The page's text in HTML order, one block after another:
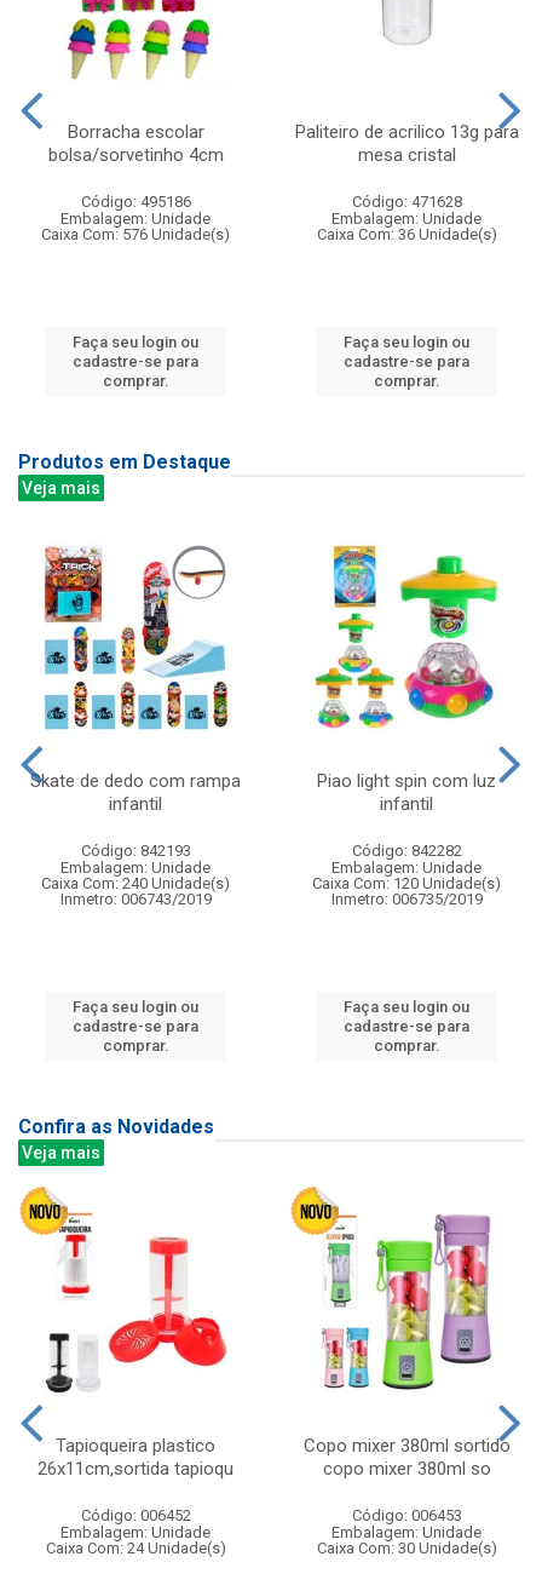
Borracha escolar
bolsa/sorvetinho 4cm
Código: 495186
Embalagem: Unidade
Caixa Com: 576 Unidade(s)
Faça seu login ou
cadastre-se para
comprar.
Paliteiro de acrilico 13g para
mesa cristal
Código: 471628
Embalagem: Unidade
Caixa Com: 36 Unidade(s)
Faça seu login ou
cadastre-se para
comprar.
Produtos em Destaque
Veja mais
Skate de dedo com rampa
infantil
Código: 842193
Embalagem: Unidade
Caixa Com: 240 Unidade(s)
Inmetro: 006743/2019
Faça seu login ou
cadastre-se para
comprar.
Piao light spin com luz
infantil
Código: 842282
Embalagem: Unidade
Caixa Com: 120 Unidade(s)
Inmetro: 006735/2019
Faça seu login ou
cadastre-se para
comprar.
Confira as Novidades
Veja mais
Tapioqueira plastico
26x11cm,sortida tapioqu
Código: 006452
Embalagem: Unidade
Caixa Com: 24 Unidade(s)
Copo mixer 380ml sortido
copo mixer 380ml so
Código: 006453
Embalagem: Unidade
Caixa Com: 30 Unidade(s)